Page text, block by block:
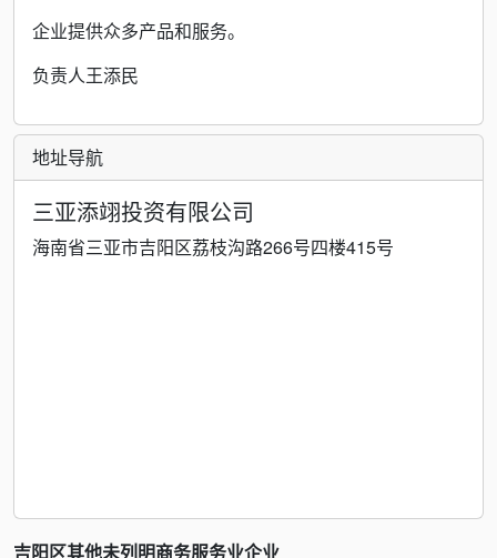
企业提供众多产品和服务。
负责人王添民
地址导航
三亚添翊投资有限公司
海南省三亚市吉阳区荔枝沟路266号四楼415号
吉阳区其他未列明商务服务业企业